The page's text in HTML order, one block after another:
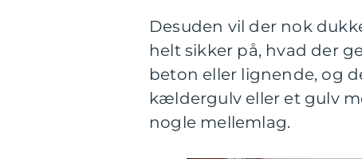
Desuden vil der nok
helt sikker på, hvad der
beton eller lignende, og
kældergulv eller et gulv
nogle mellemlag.